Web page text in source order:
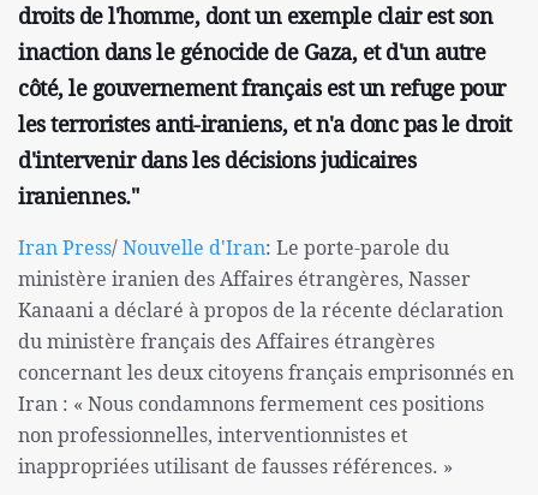
droits de l'homme, dont un exemple clair est son
inaction dans le génocide de Gaza, et d'un autre
côté, le gouvernement français est un refuge pour
les terroristes anti-iraniens, et n'a donc pas le droit
d'intervenir dans les décisions judicaires
iraniennes."
Iran Press/Nouvelle d'Iran: Le porte-parole du
ministère iranien des Affaires étrangères, Nasser
Kanaani a déclaré à propos de la récente déclaration
du ministère français des Affaires étrangères
concernant les deux citoyens français emprisonnés en
Iran : « Nous condamnons fermement ces positions
non professionnelles, interventionnistes et
inappropriées utilisant de fausses références. »